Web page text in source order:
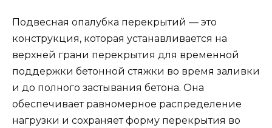
Подвесная опалубка перекрытий — это
конструкция, которая устанавливается на
верхней грани перекрытия для временной
поддержки бетонной стяжки во время заливки
и до полного застывания бетона. Она
обеспечивает равномерное распределение
нагрузки и сохраняет форму перекрытия во